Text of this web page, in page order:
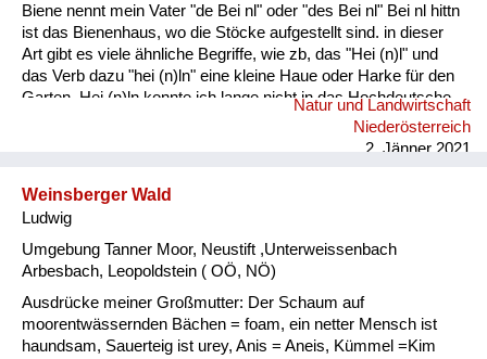
Biene nennt mein Vater "de Bei nl" oder "des Bei nl" Bei nl hittn
ist das Bienenhaus, wo die Stöcke aufgestellt sind. in dieser
Art gibt es viele ähnliche Begriffe, wie zb, das "Hei (n)l" und
das Verb dazu "hei (n)ln" eine kleine Haue oder Harke für den
Garten. Hei (n)ln konnte ich lange nicht in das Hochdeutsche
übersetzen, weil ich dafür keinen passenden Begriff fand!!
Natur und Landwirtschaft
Niederösterreich
2. Jänner 2021
Weinsberger Wald
Ludwig
Umgebung Tanner Moor, Neustift ,Unterweissenbach
Arbesbach, Leopoldstein ( OÖ, NÖ)
Ausdrücke meiner Großmutter: Der Schaum auf
moorentwässernden Bächen = foam, ein netter Mensch ist
haundsam, Sauerteig ist urey, Anis = Aneis, Kümmel =Kim